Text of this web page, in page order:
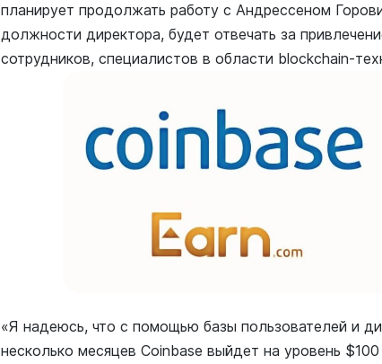
планирует продолжать работу с Андрессеном
должности директора, будет отвечать за
сотрудников, специалистов в области blockchain-
«Я надеюсь, что с помощью базы пользователей и
несколько месяцев Coinbase выйдет на уровень